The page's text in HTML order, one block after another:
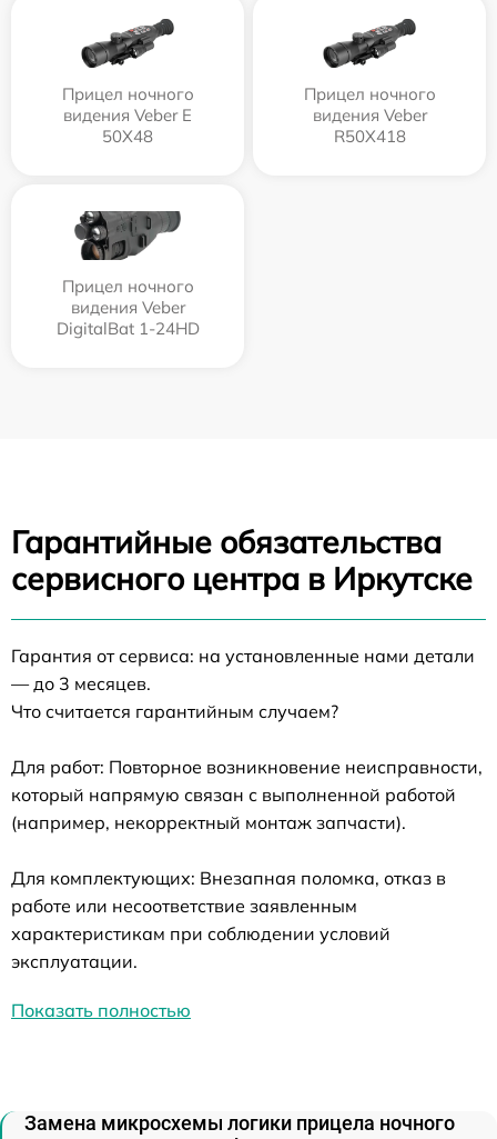
Прицел ночного
видения Veber E
50X48
Прицел ночного
видения Veber
R50X418
Прицел ночного
видения Veber
DigitalBat 1-24HD
Гарантийные обязательства
сервисного центра в Иркутске
Гарантия от сервиса: на установленные нами детали
— до 3 месяцев.
Что считается гарантийным случаем?
Для работ: Повторное возникновение неисправности,
который напрямую связан с выполненной работой
(например, некорректный монтаж запчасти).
Для комплектующих: Внезапная поломка, отказ в
работе или несоответствие заявленным
характеристикам при соблюдении условий
эксплуатации.
Показать полностью
Замена микросхемы логики прицела ночного